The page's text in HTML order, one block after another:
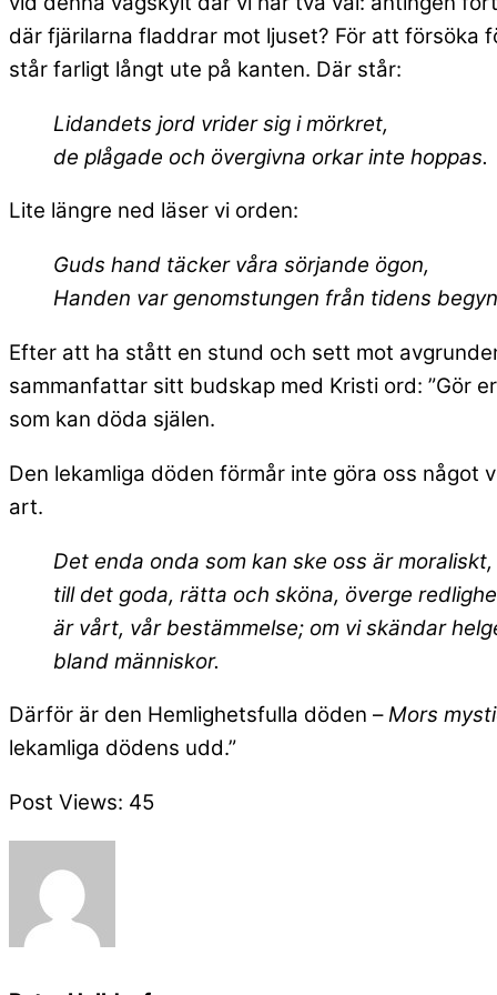
där fjärilarna fladdrar mot ljuset? För att försöka
står farligt långt ute på kanten. Där står:
Lidandets jord vrider sig i mörkret,
de plågade och övergivna orkar inte hoppas.
Lite längre ned läser vi orden:
Guds hand täcker våra sörjande ögon,
Handen var genomstungen från tidens
Efter att ha stått en stund och sett mot
sammanfattar sitt budskap med Kristi ord: ”Gör
som kan döda själen.
Den lekamliga döden förmår inte göra oss
art.
Det enda onda som kan ske oss är
till det goda, rätta och sköna, överge
är vårt, vår bestämmelse; om vi skändar
bland människor.
Därför är den Hemlighetsfulla döden –Mors
lekamliga dödens udd.”
Post Views: 45